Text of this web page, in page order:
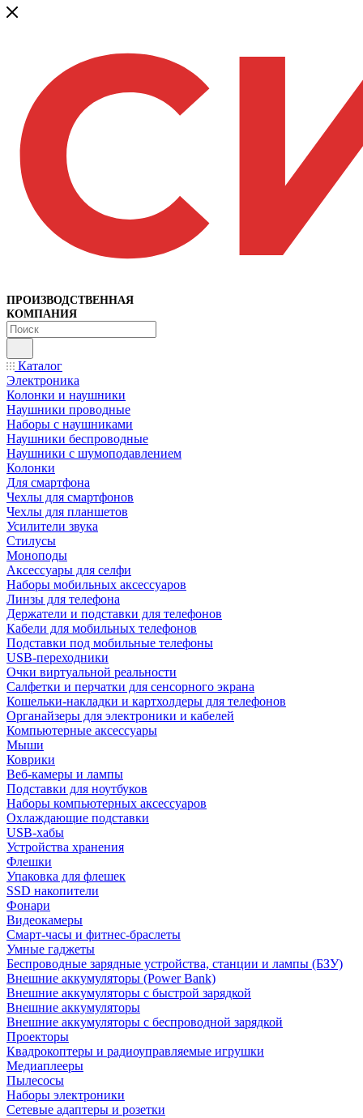
ПРОИЗВОДСТВЕННАЯ
КОМПАНИЯ
Каталог
Электроника
Колонки и наушники
Наушники проводные
Наборы с наушниками
Наушники беспроводные
Наушники с шумоподавлением
Колонки
Для смартфона
Чехлы для смартфонов
Чехлы для планшетов
Усилители звука
Стилусы
Моноподы
Аксессуары для селфи
Наборы мобильных аксессуаров
Линзы для телефона
Держатели и подставки для телефонов
Кабели для мобильных телефонов
Подставки под мобильные телефоны
USB-переходники
Очки виртуальной реальности
Салфетки и перчатки для сенсорного экрана
Кошельки-накладки и картхолдеры для телефонов
Органайзеры для электроники и кабелей
Компьютерные аксессуары
Мыши
Коврики
Веб-камеры и лампы
Подставки для ноутбуков
Наборы компьютерных аксессуаров
Охлаждающие подставки
USB-хабы
Устройства хранения
Флешки
Упаковка для флешек
SSD накопители
Фонари
Видеокамеры
Смарт-часы и фитнес-браслеты
Умные гаджеты
Беспроводные зарядные устройства, станции и лампы (БЗУ)
Внешние аккумуляторы (Power Bank)
Внешние аккумуляторы с быстрой зарядкой
Внешние аккумуляторы
Внешние аккумуляторы с беспроводной зарядкой
Проекторы
Квадрокоптеры и радиоуправляемые игрушки
Медиаплееры
Пылесосы
Наборы электроники
Сетевые адаптеры и розетки